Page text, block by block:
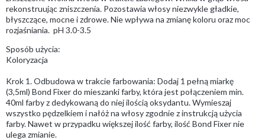
rekonstruując zniszczenia. Pozostawia włosy niezwykle gładkie,
błyszczące, mocne i zdrowe. Nie wpływa na zmianę koloru oraz moc
rozjaśniania. pH 3.0-3.5
Sposób użycia:
Koloryzacja
Krok 1. Odbudowa w trakcie farbowania: Dodaj 1 pełną miarkę
(3,5ml) Bond Fixer do mieszanki farby, która jest połączeniem min.
40ml farby z dedykowaną do niej ilością oksydantu. Wymieszaj
wszystko pędzelkiem i nałóż na włosy zgodnie z instrukcją użycia
farby. Nawet w przypadku większej ilość farby, ilość Bond Fixer nie
ulega zmianie.